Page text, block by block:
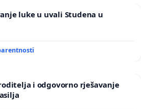
luke u uvali Studena u
i odgovorno rješavanje